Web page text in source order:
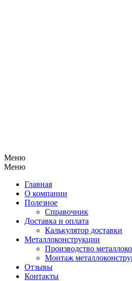
Меню
Меню
Главная
О компании
Полезное
Справочник
Доставка и оплата
Калькулятор доставки
Металлоконструкции
Производство
Монтаж
Отзывы
Контакты